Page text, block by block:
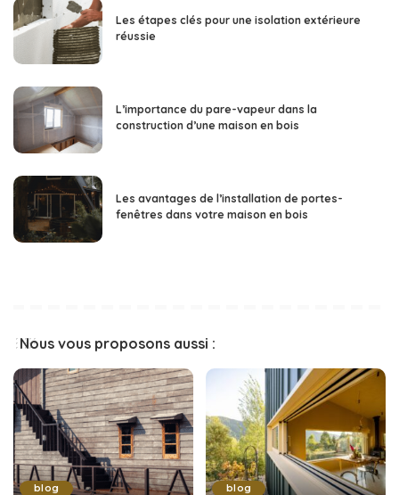
Les étapes clés pour une isolation extérieure
réussie
L’importance du pare-vapeur dans la
construction d’une maison en bois
Les avantages de l’installation de portes-
fenêtres dans votre maison en bois
Nous vous proposons aussi :
blog blog